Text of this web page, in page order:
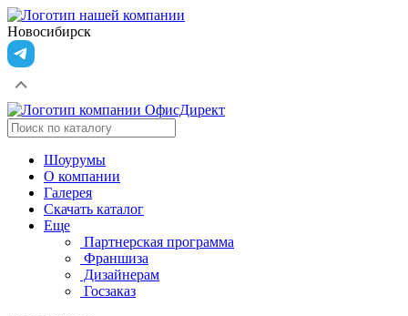
Новосибирск
Шоурумы
О компании
Галерея
Скачать каталог
Еще
Партнерская программа
Франшиза
Дизайнерам
Госзаказ